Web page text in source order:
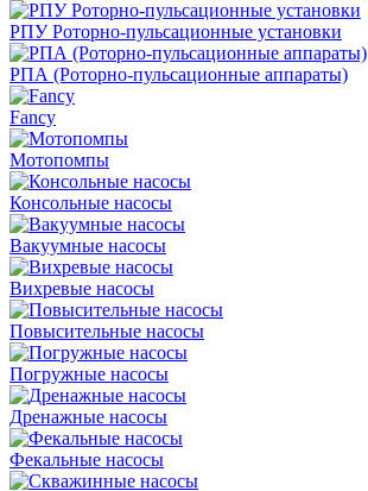
РПУ Роторно-пульсационные установки
РПА (Роторно-пульсационные аппараты)
Fancy
Мотопомпы
Консольные насосы
Вакуумные насосы
Вихревые насосы
Повысительные насосы
Погружные насосы
Дренажные насосы
Фекальные насосы